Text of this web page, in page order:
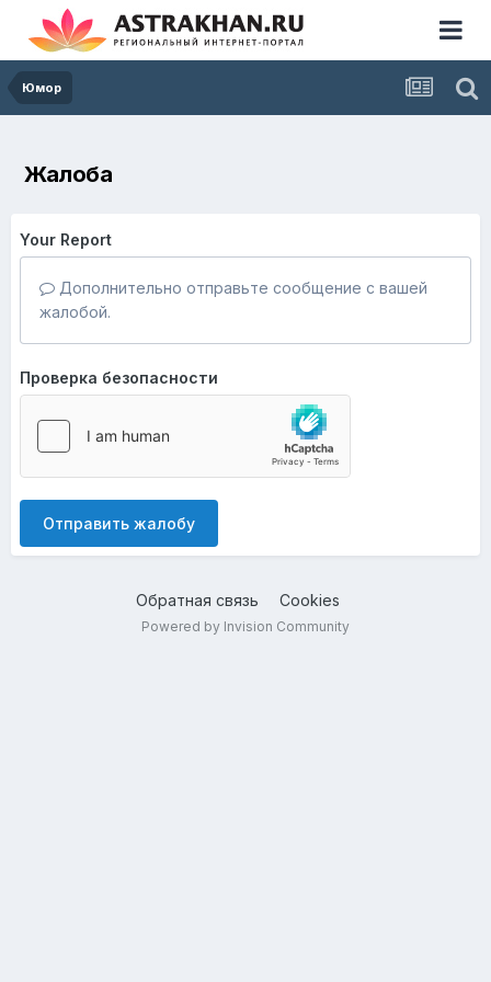
Юмор
Жалоба
Your Report
Дополнительно отправьте сообщение с вашей
жалобой.
Проверка безопасности
Отправить жалобу
Обратная связь Cookies
Powered by Invision Community